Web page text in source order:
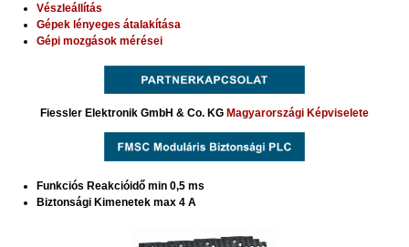
Vészleállítás
Gépek lényeges átalakítása
Gépi mozgások mérései
Fiessler Elektronik GmbH & Co. KG Magyarországi Képviselete
Funkciós Reakcióidő min 0,5 ms
Biztonsági Kimenetek max 4 A